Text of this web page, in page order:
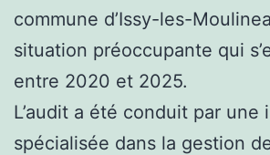
commune d’Issy-les-
situation préoccupante qui
entre 2020 et 2025.
L’audit a été conduit par une
spécialisée dans la gestion